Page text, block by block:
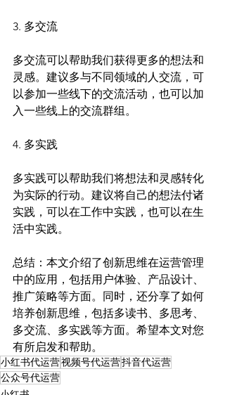
3. 多交流
多交流可以帮助我们获得更多的想法和
灵感。建议多与不同领域的人交流，可
以参加一些线下的交流活动，也可以加
入一些线上的交流群组。
4. 多实践
多实践可以帮助我们将想法和灵感转化
为实际的行动。建议将自己的想法付诸
实践，可以在工作中实践，也可以在生
活中实践。
总结：本文介绍了创新思维在运营管理
中的应用，包括用户体验、产品设计、
推广策略等方面。同时，还分享了如何
培养创新思维，包括多读书、多思考、
多交流、多实践等方面。希望本文对您
有所启发和帮助。
小红书代运营视频号代运营抖音代运营
公众号代运营